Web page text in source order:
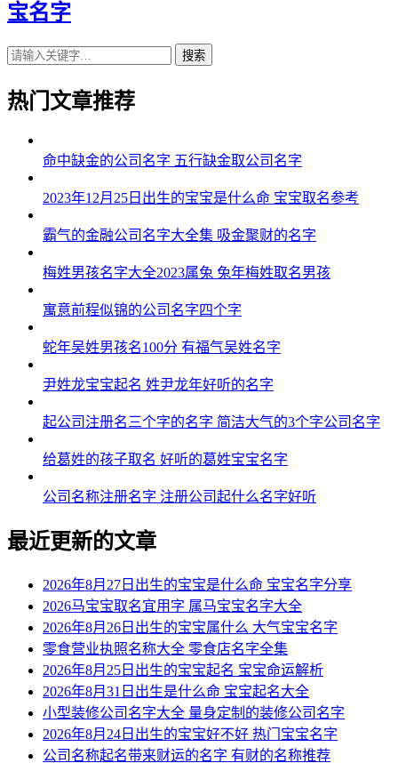
宝名字
搜索
热门文章推荐
命中缺金的公司名字 五行缺金取公司名字
2023年12月25日出生的宝宝是什么命 宝宝取名参考
霸气的金融公司名字大全集 吸金聚财的名字
梅姓男孩名字大全2023属兔 兔年梅姓取名男孩
寓意前程似锦的公司名字四个字
蛇年吴姓男孩名100分 有福气吴姓名字
尹姓龙宝宝起名 姓尹龙年好听的名字
起公司注册名三个字的名字 简洁大气的3个字公司名字
给葛姓的孩子取名 好听的葛姓宝宝名字
公司名称注册名字 注册公司起什么名字好听
最近更新的文章
2026年8月27日出生的宝宝是什么命 宝宝名字分享
2026马宝宝取名宜用字 属马宝宝名字大全
2026年8月26日出生的宝宝属什么 大气宝宝名字
零食营业执照名称大全 零食店名字全集
2026年8月25日出生的宝宝起名 宝宝命运解析
2026年8月31日出生是什么命 宝宝起名大全
小型装修公司名字大全 量身定制的装修公司名字
2026年8月24日出生的宝宝好不好 热门宝宝名字
公司名称起名带来财运的名字 有财的名称推荐